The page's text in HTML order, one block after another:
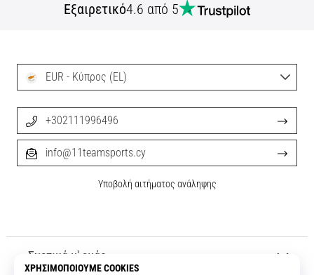
Εξαιρετικό4.6 από 5
Σχετικά μ' εμάς
EUR - Κύπρος (EL)
+302111996496
info@11teamsports.cy
Υποβολή αιτήματος ανάληψης